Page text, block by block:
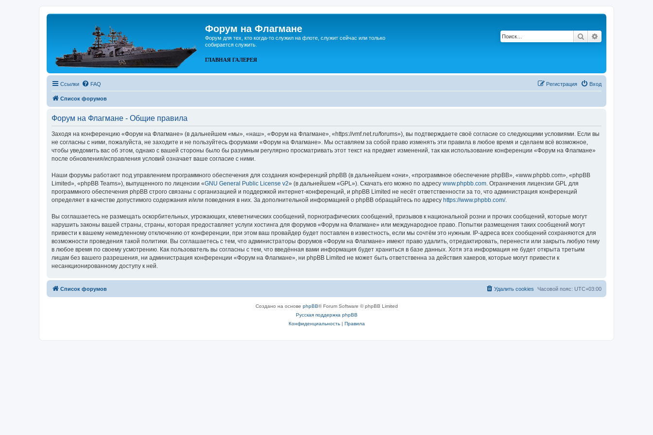
Форум на Флагмане
Форум для тех, кто когда-то служил на флоте, служит сейчас или только
собирается служить.
ГЛАВНАЯ ГАЛЕРЕЯ
Поиск
Ссылки FAQ Вход
Регистрация
Список форумов
Форум на Флагмане - Общие правила
Заходя на конференцию «Форум на Флагмане» (в дальнейшем «мы», «наш», «Форум на Флагмане», «https://vmf.net.ru/forums»), вы подтверждаете своё согласие со следующими условиями. Если вы
не согласны с ними, пожалуйста, не заходите и не пользуйтесь форумами «Форум на Флагмане». Мы оставляем за собой право изменять эти правила в любое время и сделаем всё возможное,
чтобы уведомить вас об этом, однако с вашей стороны было бы разумным регулярно просматривать этот текст на предмет изменений, так как использование конференции «Форум на Флагмане»
после обновления/исправления условий означает ваше согласие с ними.
Наши форумы работают под управлением программного обеспечения для создания конференций phpBB (в дальнейшем «они», «программное обеспечение phpBB», «www.phpbb.com», «phpBB
Limited», «phpBB Teams»), выпущенного по лицензии «GNU General Public License v2» (в дальнейшем «GPL»). Скачать его можно по адресу www.phpbb.com. Ограничения лицензии GPL для
программного обеспечения phpBB строго связаны с организацией и поддержкой интернет-конференций, и phpBB Limited не несёт ответственности за то, что администрация конференций
определяет в качестве допустимого содержания и/или поведения в них. За дополнительной информацией о phpBB обращайтесь по адресу https://www.phpbb.com/.
Вы соглашаетесь не размещать оскорбительных, угрожающих, клеветнических сообщений, порнографических сообщений, призывов к национальной розни и прочих сообщений, которые могут
нарушить законы вашей страны, страны, которая предоставляет услуги хостинга для форумов «Форум на Флагмане» или международное право. Попытки размещения таких сообщений могут
привести к вашему немедленному отключению от конференции, при этом ваш провайдер будет поставлен в известность, если мы сочтём это нужным. IP-адреса всех сообщений сохраняются для
возможности проведения такой политики. Вы соглашаетесь с тем, что администраторы форумов «Форум на Флагмане» имеют право удалить, отредактировать, перенести или закрыть любую тему
в любое время по своему усмотрению. Как пользователь вы согласны с тем, что введённая вами информация будет храниться в базе данных. Хотя эта информация не будет открыта третьим
лицам без вашего разрешения, ни администрация конференции «Форум на Флагмане», ни phpBB Limited не может быть ответственна за действия хакеров, которые могут привести к
несанкционированному доступу к ней.
Список форумов Часовой пояс: UTC+03:00
Удалить cookies
Создано на основе phpBB® Forum Software © phpBB Limited
Русская поддержка phpBB
Конфиденциальность| Правила